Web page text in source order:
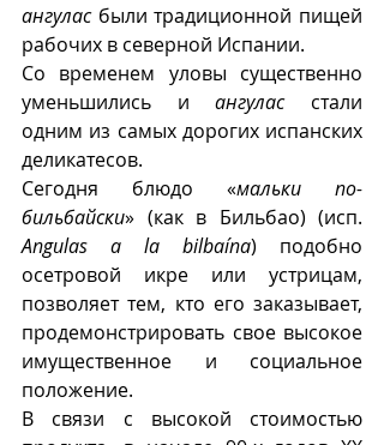
ангулас были традиционной пищей
рабочих в северной Испании.
Со временем уловы существенно
уменьшились и ангулас стали
одним из самых дорогих испанских
деликатесов.
Сегодня блюдо «мальки по-
бильбайски»
Angulas a la bilbaína) подобно
осетровой икре или устрицам,
позволяет тем, кто его заказывает,
продемонстрировать свое высокое
имущественное и социальное
положение.
В связи с высокой стоимостью